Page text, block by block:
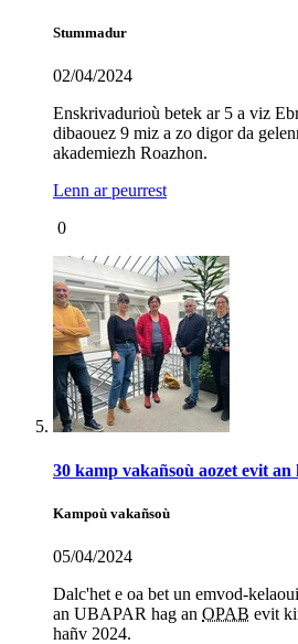
Stummadur
02/04/2024
Enskrivadurioù betek ar 5 a viz
dibaouez 9 miz a zo digor da
akademiezh Roazhon.
Lenn ar peurrest
0
30 kamp vakañsoù aozet evit an
Kampoù vakañsoù
05/04/2024
Dalc'het e oa bet un emvod-
an UBAPAR hag an OPAB evit
hañv 2024.